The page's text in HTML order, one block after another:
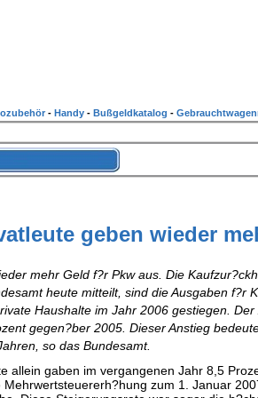
geben wieder
mehr Geld f?r Pkw aus. Die
heute mitteilt, sind die Ausgaben f?r
Haushalte im Jahr 2006 gestiegen.
gegen?ber 2005. Dieser Anstieg
so das Bundesamt.
allein gaben im vergangenen Jahr 8,5
zum 1. Januar
- Handy - Bußgeldkatalog -